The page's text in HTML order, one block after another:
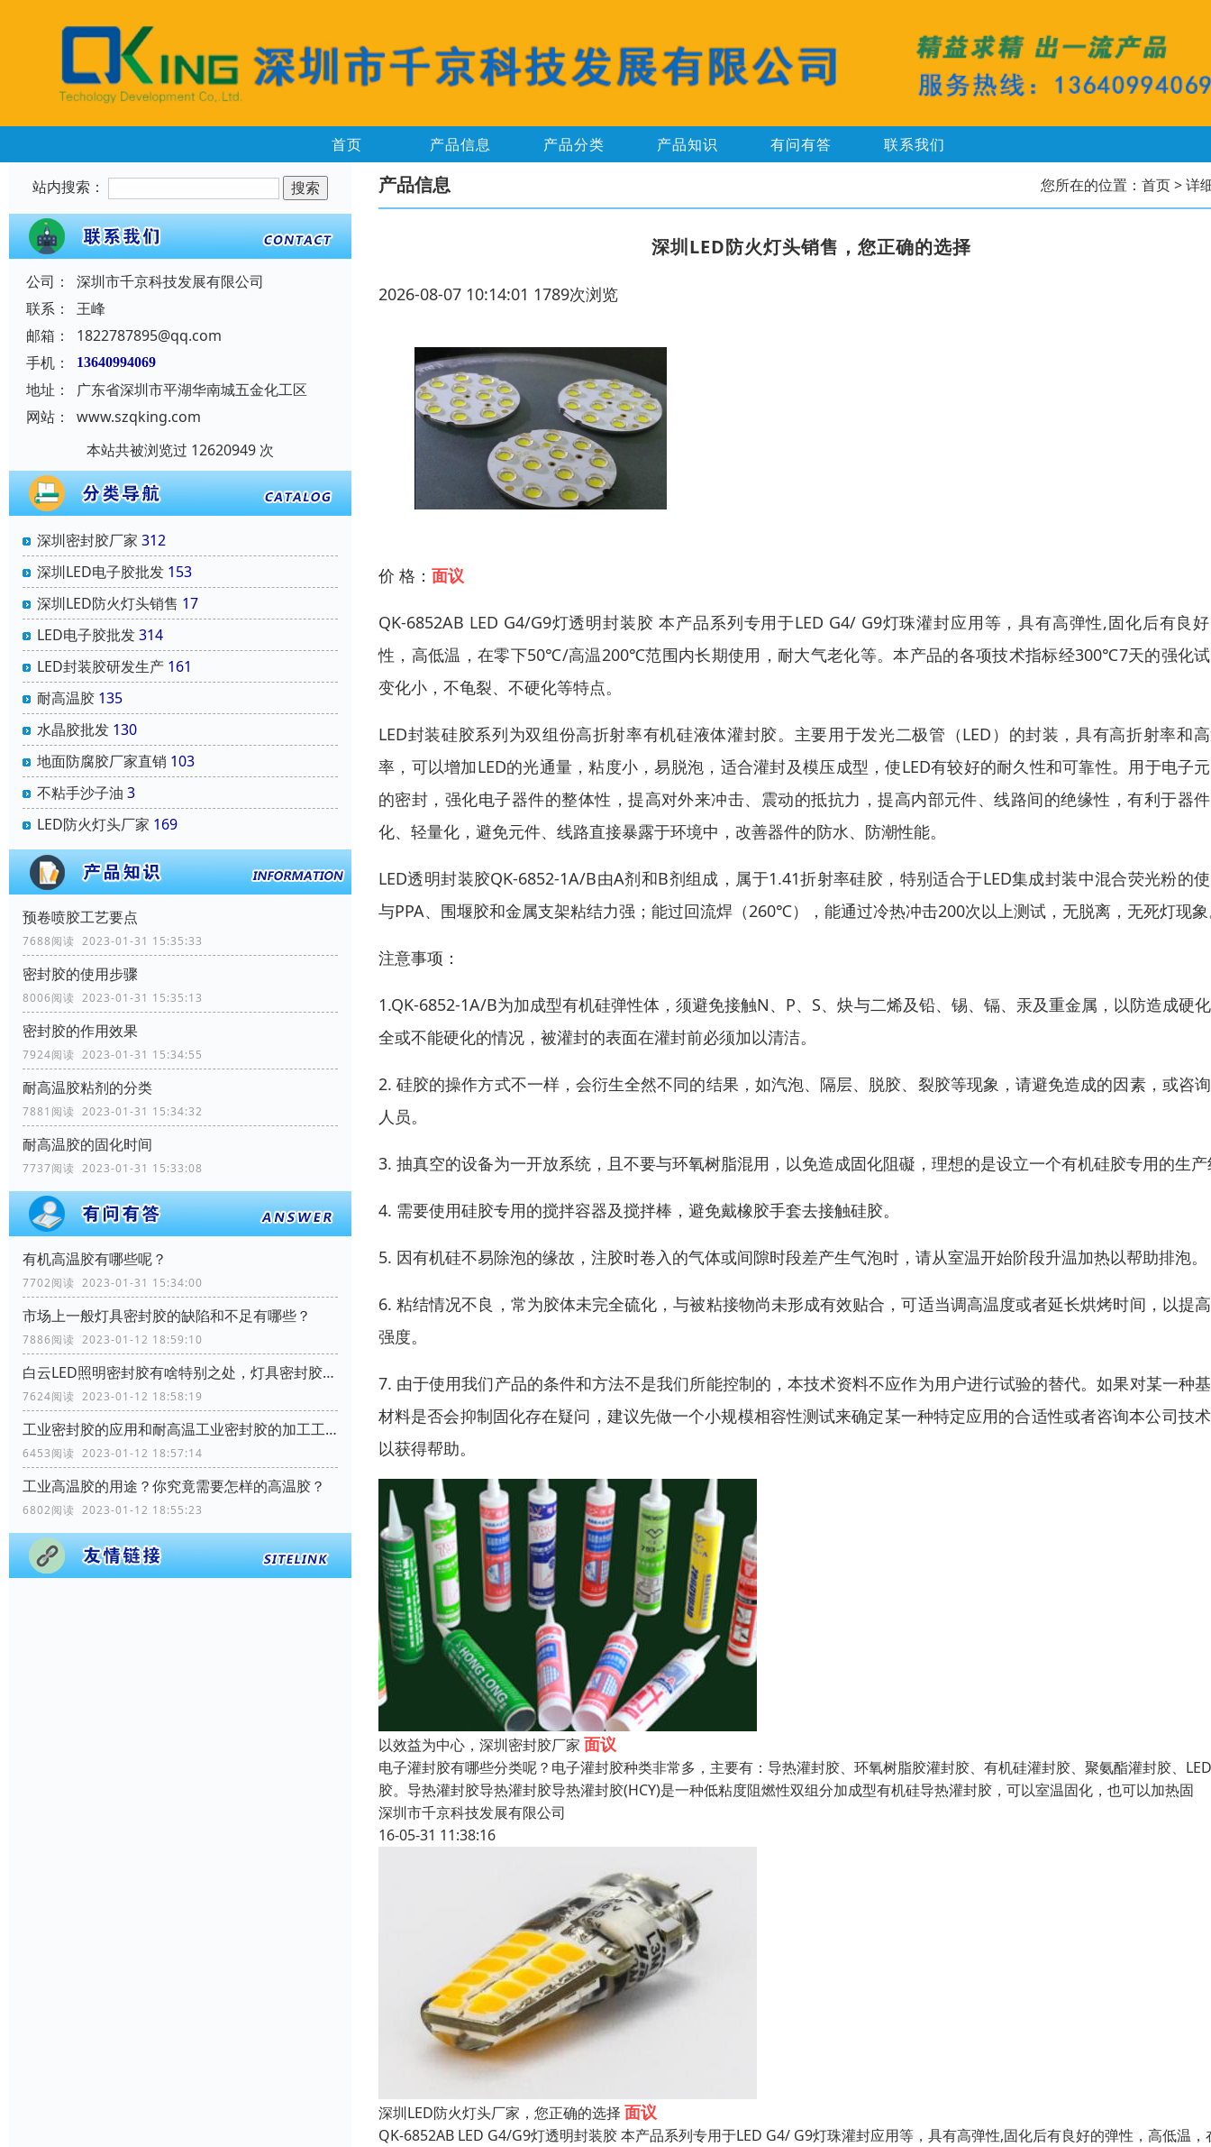
首页 产品信息 产品分类 产品知识 有问有答 联系我们
站内搜索：
公司：
深圳市千京科技发展有限公司
联系：
王峰
邮箱：
1822787895@qq.com
手机：
13640994069
地址：
广东省深圳市平湖华南城五金化工区
网站：
www.szqking.com
本站共被浏览过 12620949 次
深圳密封胶厂家 312
深圳LED电子胶批发 153
深圳LED防火灯头销售 17
LED电子胶批发314
LED封装胶研发生产 161
耐高温胶 135
水晶胶批发 130
地面防腐胶厂家直销 103
不粘手沙子油 3
LED防火灯头厂家 169
预卷喷胶工艺要点
7688阅读 2023-01-31 15:35:33
密封胶的使用步骤
8006阅读 2023-01-31 15:35:13
密封胶的作用效果
7924阅读 2023-01-31 15:34:55
耐高温胶粘剂的分类
7881阅读 2023-01-31 15:34:32
耐高温胶的固化时间
7737阅读 2023-01-31 15:33:08
有机高温胶有哪些呢？
7702阅读 2023-01-31 15:34:00
市场上一般灯具密封胶的缺陷和不足有哪些？
7886阅读 2023-01-12 18:59:10
白云LED照明密封胶有啥特别之处，灯具密封胶需要哪些性能？
7624阅读 2023-01-12 18:58:19
工业密封胶的应用和耐高温工业密封胶的加工工艺流程？
6453阅读 2023-01-12 18:57:14
工业高温胶的用途？你究竟需要怎样的高温胶？
6802阅读 2023-01-12 18:55:23
产品信息 您所在的位置： 首页> 详
深圳LED防火灯头销售，您正确的选择
2026-08-07 10:14:01 1789次浏览
价 格： 面议
QK-6852AB LED G4/G9灯透明封装胶 本产品系列专用于LED G4/ G9灯珠灌封应用等，具有高弹性,固化后有良
性，高低温，在零下50℃/高温200℃范围内长期使用，耐大气老化等。本产品的各项技术指标经300℃7天的强化
变化小，不龟裂、不硬化等特点。
LED封装硅胶系列为双组份高折射率有机硅液体灌封胶。主要用于发光二极管（LED）的封装，具有高折射率和
率，可以增加LED的光通量，粘度小，易脱泡，适合灌封及模压成型，使LED有较好的耐久性和可靠性。用于电子
的密封，强化电子器件的整体性，提高对外来冲击、震动的抵抗力，提高内部元件、线路间的绝缘性，有利于器
化、轻量化，避免元件、线路直接暴露于环境中，改善器件的防水、防潮性能。
LED透明封装胶QK-6852-1A/B由A剂和B剂组成，属于1.41折射率硅胶，特别适合于LED集成封装中混合荧光粉的
与PPA、围堰胶和金属支架粘结力强；能过回流焊（260℃），能通过冷热冲击200次以上测试，无脱离，无死灯现
注意事项：
1.QK-6852-1A/B为加成型有机硅弹性体，须避免接触N、P、S、炔与二烯及铅、锡、镉、汞及重金属，以防造成硬
全或不能硬化的情况，被灌封的表面在灌封前必须加以清洁。
2. 硅胶的操作方式不一样，会衍生全然不同的结果，如汽泡、隔层、脱胶、裂胶等现象，请避免造成的因素，或咨
人员。
3. 抽真空的设备为一开放系统，且不要与环氧树脂混用，以免造成固化阻礙，理想的是设立一个有机硅胶专用的生
4. 需要使用硅胶专用的搅拌容器及搅拌棒，避免戴橡胶手套去接触硅胶。
5. 因有机硅不易除泡的缘故，注胶时卷入的气体或间隙时段差产生气泡时，请从室温开始阶段升温加热以帮助排泡。
6. 粘结情况不良，常为胶体未完全硫化，与被粘接物尚未形成有效贴合，可适当调高温度或者延长烘烤时间，以提
强度。
7. 由于使用我们产品的条件和方法不是我们所能控制的，本技术资料不应作为用户进行试验的替代。如果对某一种
材料是否会抑制固化存在疑问，建议先做一个小规模相容性测试来确定某一种特定应用的合适性或者咨询本公司技
以获得帮助。
以效益为中心，深圳密封胶厂家 面议
电子灌封胶有哪些分类呢？电子灌封胶种类非常多，主要有：导热灌封胶、环氧树脂胶灌封胶、有机硅灌封胶、聚氨酯灌封胶、
胶。导热灌封胶导热灌封胶导热灌封胶(HCY)是一种低粘度阻燃性双组分加成型有机硅导热灌封胶，可以室温固化，也可以加热固
深圳市千京科技发展有限公司
16-05-31 11:38:16
深圳LED防火灯头厂家，您正确的选择 面议
QK-6852AB LED G4/G9灯透明封装胶 本产品系列专用于LED G4/ G9灯珠灌封应用等，具有高弹性,固化后有良好的弹性，高低温，